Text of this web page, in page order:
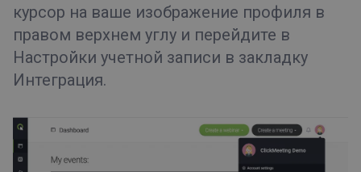
курсор на ваше изображение профиля в
правом верхнем углу и перейдите в
Настройки учетной записи в закладку
Интеграция.